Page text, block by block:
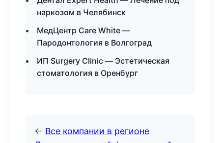
наркозом в Челябинск
МедЦентр Care White —
Пародонтология в Волгоград
ИП Surgery Clinic — Эстетическая
стоматология в Оренбург
← Все компании в регионе